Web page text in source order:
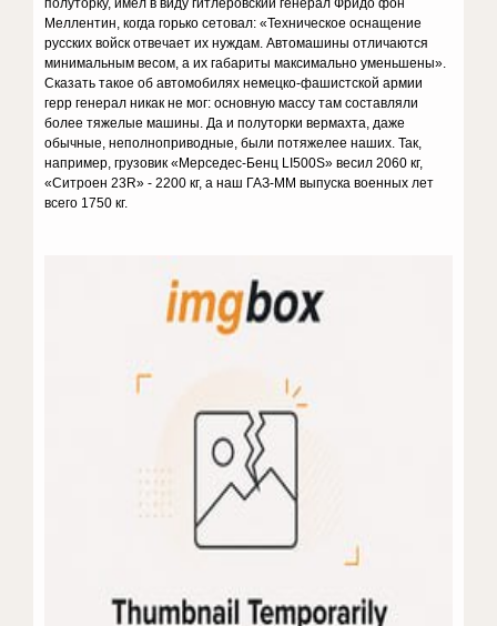
полуторку, имел в виду гитлеровский генерал Фридо фон
Меллентин, когда горько сетовал: «Техническое оснащение
русских войск отвечает их нуждам. Автомашины отличаются
минимальным весом, а их габариты максимально уменьшены».
Сказать такое об автомобилях немецко-фашистской армии
герр генерал никак не мог: основную массу там составляли
более тяжелые машины. Да и полуторки вермахта, даже
обычные, неполноприводные, были потяжелее наших. Так,
например, грузовик «Мерседес-Бенц LI500S» весил 2060 кг,
«Ситроен 23R» - 2200 кг, а наш ГАЗ-ММ выпуска военных лет
всего 1750 кг.